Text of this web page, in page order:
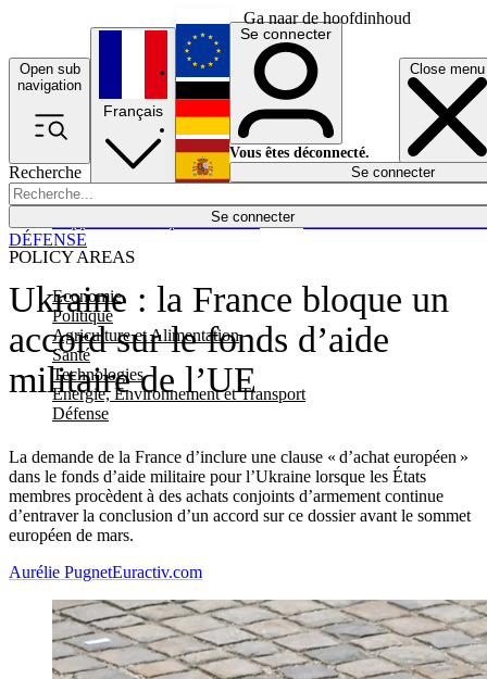
Ga naar de hoofdinhoud
Open sub
navigation
Close menu
Recherche
Se connecter
POLICY AREAS
Economie
Politique
Agriculture et Alimentation
Santé
Technologies
Energie, Environnement et Transport
Défense
Économie
Français
English
Deutsch
Español
Se connecter
Vous êtes déconnecté.
Se connecter
Ukraine : la France bloque un
accord sur le fonds d’aide
militaire de l’UE
La demande de la France d’inclure une clause « d’achat européen »
dans le fonds d’aide militaire pour l’Ukraine lorsque les États
membres procèdent à des achats conjoints d’armement continue
d’entraver la conclusion d’un accord sur ce dossier avant le sommet
européen de mars.
DÉFENSE
Aurélie PugnetEuractiv.com